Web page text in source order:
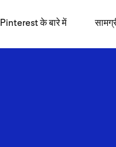
Pinterest के बारे में